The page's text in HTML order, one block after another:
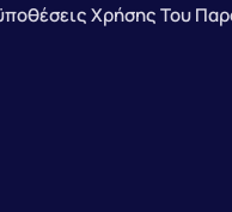
Χρήσης Του